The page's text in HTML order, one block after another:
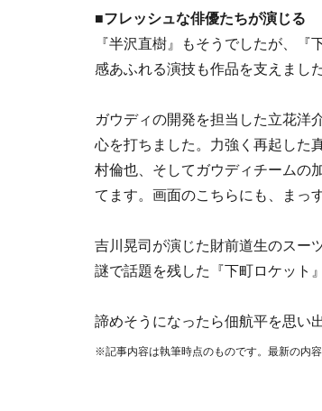
■フレッシュな俳優たちが演じる
『半沢直樹』もそうでしたが、
感あふれる演技も作品を支えました
ガウディの開発を担当した立花洋
心を打ちました。力強く再起した
村倫也、そしてガウディチームの
てます。画面のこちらにも、まっ
吉川晃司が演じた財前道生のスー
謎で話題を残した『下町ロケット』
諦めそうになったら佃航平を思い
※記事内容は執筆時点のものです。最新の内容